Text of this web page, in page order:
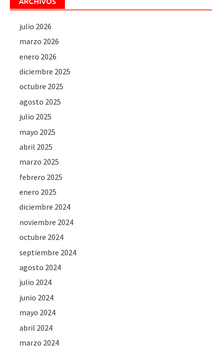
julio 2026
marzo 2026
enero 2026
diciembre 2025
octubre 2025
agosto 2025
julio 2025
mayo 2025
abril 2025
marzo 2025
febrero 2025
enero 2025
diciembre 2024
noviembre 2024
octubre 2024
septiembre 2024
agosto 2024
julio 2024
junio 2024
mayo 2024
abril 2024
marzo 2024